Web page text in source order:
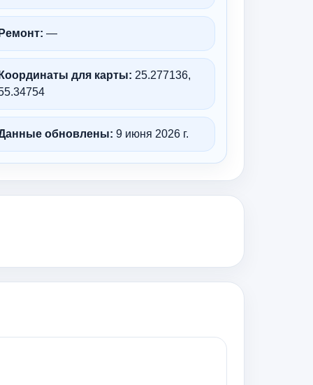
—
для карты: 25.277136,
обновлены: 9 июня 2026 г.